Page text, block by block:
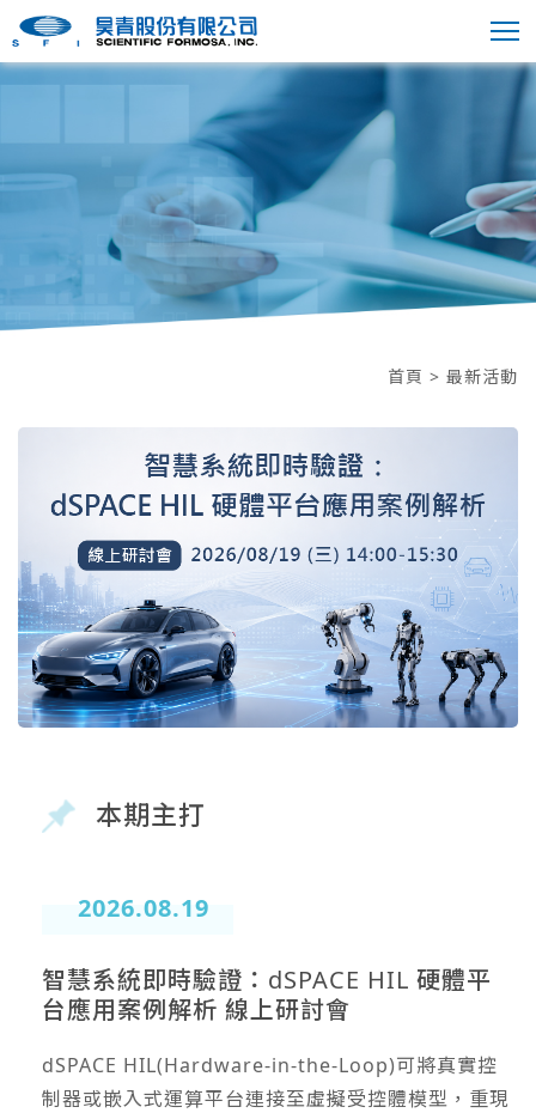
首頁 > 最新活動
本期主打
2026.08.19
智慧系統即時驗證：dSPACE HIL 硬體平
台應用案例解析 線上研討會
dSPACE HIL(Hardware-in-the-Loop)可將真實控
制器或嵌入式運算平台連接至虛擬受控體模型，重現